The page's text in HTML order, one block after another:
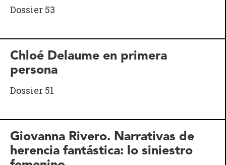
Dossier 53
Chloé Delaume en primera
persona
Dossier 51
Giovanna Rivero. Narrativas de
herencia fantástica: lo siniestro